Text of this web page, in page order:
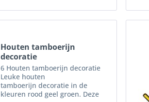
Houten tamboerijn
decoratie
6 Houten tamboerijn decoratie
Leuke houten
tamboerijn decoratie in de
kleuren rood geel groen. Deze